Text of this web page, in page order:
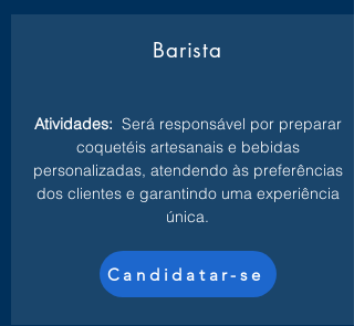
Barista
Atividades: Será responsável por preparar
coquetéis artesanais e bebidas
personalizadas, atendendo às preferências
dos clientes e garantindo uma experiência
única.
Candidatar-se